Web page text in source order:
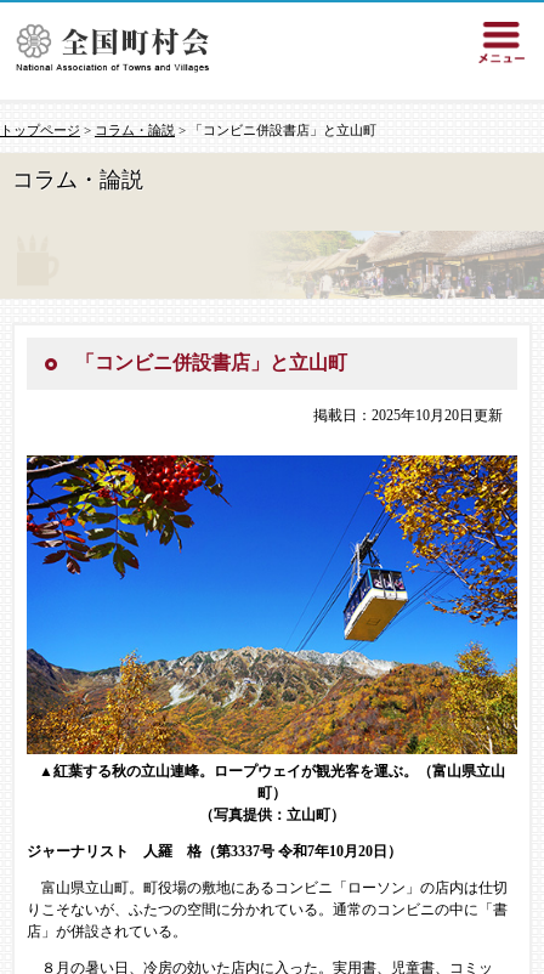
トップページ > コラム・論説 > 「コンビニ併設書店」と立山町
コラム・論説
「コンビニ併設書店」と立山町
掲載日：2025年10月20日更新
▲紅葉する秋の立山連峰。ロープウェイが観光客を運ぶ。（富山県立山
町）
（写真提供：立山町）
ジャーナリスト 人羅 格（第3337号 令和7年10月20日）
富山県立山町。町役場の敷地にあるコンビニ「ローソン」の店内は仕切
りこそないが、ふたつの空間に分かれている。通常のコンビニの中に「書
店」が併設されている。
８月の暑い日、冷房の効いた店内に入った。実用書、児童書、コミッ